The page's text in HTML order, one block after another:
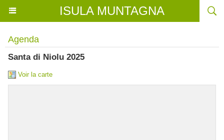
ISULA MUNTAGNA
Agenda
Santa di Niolu 2025
Voir la carte